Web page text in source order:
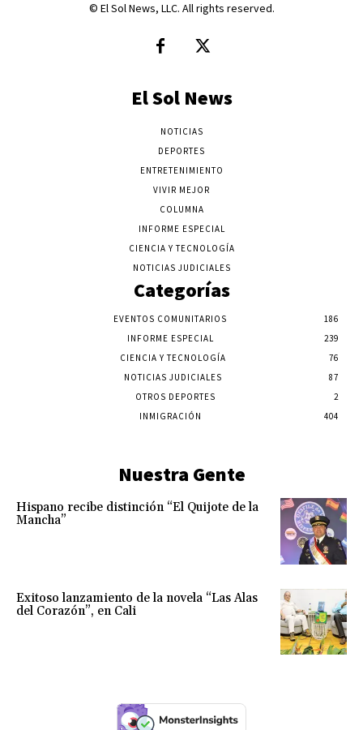
© El Sol News, LLC. All rights reserved.
El Sol News
NOTICIAS
DEPORTES
ENTRETENIMIENTO
VIVIR MEJOR
COLUMNA
INFORME ESPECIAL
CIENCIA Y TECNOLOGÍA
NOTICIAS JUDICIALES
Categorías
EVENTOS COMUNITARIOS
186
INFORME ESPECIAL
239
CIENCIA Y TECNOLOGÍA
76
NOTICIAS JUDICIALES
87
OTROS DEPORTES
2
INMIGRACIÓN
404
Nuestra Gente
Hispano recibe distinción “El Quijote de la
Mancha”
Exitoso lanzamiento de la novela “Las Alas
del Corazón”, en Cali